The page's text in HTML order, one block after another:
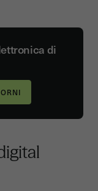
di